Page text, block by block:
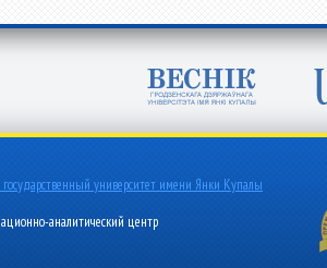
государственный университет имени Янки Купалы
аналитический центр